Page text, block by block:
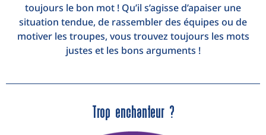
toujours le bon mot ! Qu’il s’agisse d’apaiser une
situation tendue, de rassembler des équipes ou de
motiver les troupes, vous trouvez toujours les mots
justes et les bons arguments !
Trop enchanteur ?